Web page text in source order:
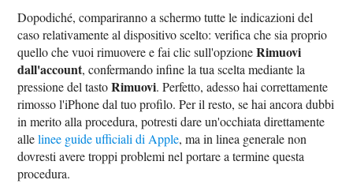
Dopodiché, compariranno a schermo tutte le indicazioni del
caso relativamente al dispositivo scelto: verifica che sia proprio
quello che vuoi rimuovere e fai clic sull'opzioneRimuovi
dall'account, confermando infine la tua scelta mediante la
pressione del tastoRimuovi. Perfetto, adesso hai correttamente
rimosso l'iPhone dal tuo profilo. Per il resto, se hai ancora dubbi
in merito alla procedura, potresti dare un'occhiata direttamente
allelinee guide ufficiali di Apple, ma in linea generale non
dovresti avere troppi problemi nel portare a termine questa
procedura.